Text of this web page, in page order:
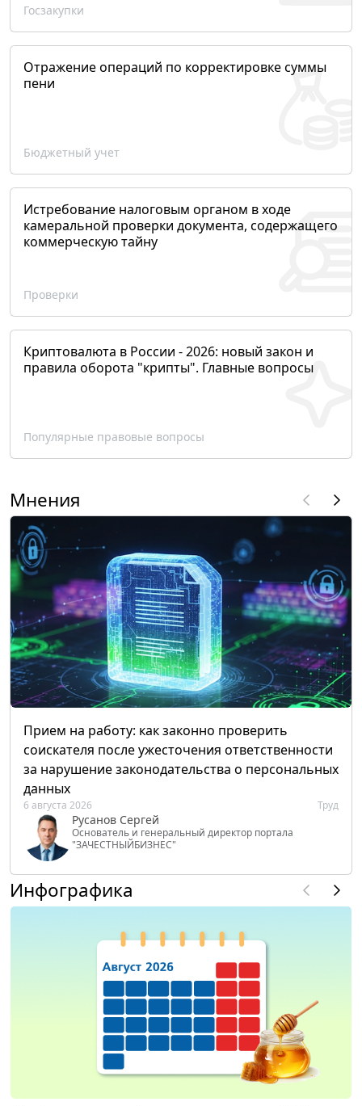
Госзакупки
Отражение операций по корректировке суммы
пени
Бюджетный учет
Истребование налоговым органом в ходе
камеральной проверки документа, содержащего
коммерческую тайну
Проверки
Криптовалюта в России - 2026: новый закон и
правила оборота "крипты". Главные вопросы
Популярные правовые вопросы
Мнения
Прием на работу: как законно проверить
соискателя после ужесточения ответственности
за нарушение законодательства о персональных
данных
6 августа 2026 Труд
Русанов Сергей
Основатель и генеральный директор портала
"ЗАЧЕСТНЫЙБИЗНЕС"
Инфографика